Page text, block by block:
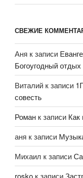
СВЕЖИЕ
Аня к записи
Богоугодный отдых
Виталий к записи
совесть
Роман к записи Как
аня к записи
Михаил к записи
rosko к записи